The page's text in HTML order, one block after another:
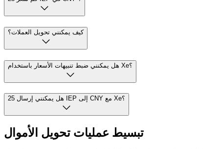
كيف يمكنني تحويل العملات؟
هل يمكنني ضبط تنبيهات الأسعار باستخدام Xe؟
هل يمكنني إرسال 25 IEP إلى CNY مع Xe؟
تبسيط عمليات تحويل الأموال